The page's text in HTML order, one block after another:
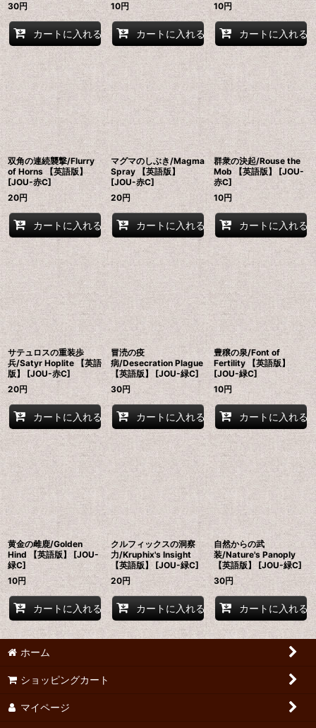
30円
カートに入れる
10円
カートに入れる
10円
カートに入れる
双角の連続襲撃/Flurry
of Horns 【英語版】
[JOU-赤C]
20円
カートに入れる
マグマのしぶき/Magma
Spray 【英語版】
[JOU-赤C]
20円
カートに入れる
群衆の決起/Rouse the
Mob 【英語版】 [JOU-
赤C]
10円
カートに入れる
サテュロスの重装歩
兵/Satyr Hoplite 【英語
版】 [JOU-赤C]
20円
カートに入れる
冒涜の疫
病/Desecration Plague
【英語版】 [JOU-緑C]
30円
カートに入れる
豊穣の泉/Font of
Fertility 【英語版】
[JOU-緑C]
10円
カートに入れる
黄金の雌鹿/Golden
Hind 【英語版】 [JOU-
緑C]
10円
カートに入れる
クルフィックスの洞察
力/Kruphix's Insight
【英語版】 [JOU-緑C]
20円
カートに入れる
自然からの武
装/Nature's Panoply
【英語版】 [JOU-緑C]
30円
カートに入れる
ホーム
ショッピングカート
マイページ